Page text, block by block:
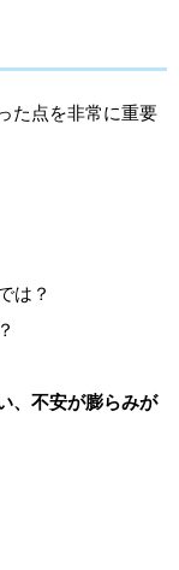
た点を非常に重要
は？
、不安が膨らみが